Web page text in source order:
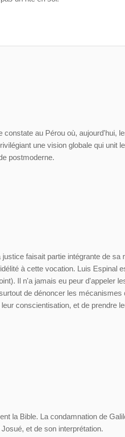
au Pérou où, aujourd'hui,
une vision globale qui unit
postmoderne.
faisait partie intégrante de sa
à cette vocation. Luis Espinal
Il n'a jamais eu peur d'appeler
de dénoncer les mécanismes
conscientisation, et de prendre
la Bible. La condamnation de
et de son interprétation.